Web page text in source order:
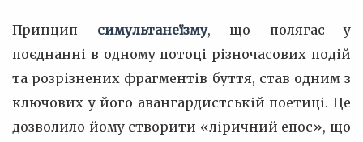
Принцип симультанеїзму, що полягає у
поєднанні в одному потоці різночасових подій
та розрізнених фрагментів буття, став одним з
ключових у його авангардистській поетиці. Це
дозволило йому створити «ліричний епос», що